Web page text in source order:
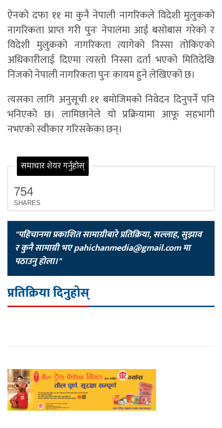
ऐनको दफा ११ मा कुनै नेपाली नागरिकले विदेशी मुलुकको
नागरिकता प्राप्त गरी पुनः नेपालमा आई बसोबास गरेको र
विदेशी मुलुकको नागरिकता त्यागेको निस्सा तोकिएको
अधिकारीलाई दिएमा त्यस्तो निस्सा दर्ता भएको मितिदेखि
निजको नेपाली नागरिकता पुनः कायम हुने लेखिएको छ।
त्यसका लागि अनुसूची ११ बमोजिमको निवेदन दिनुपर्ने पनि
भनिएको छ। लामिछानेले यो प्रक्रियामा आफू सहभागी
नभएको स्वीकार गरिसकेका छन्।
समाचार शेयर गर्नुहोस्
754
SHARES
"पहिचानमा प्रकाशित सामाग्रीबारे प्रतिक्रिया, सल्लाह, सुझाव
र कुनै सामाग्री भएpahichanmedia@gmail.comमा
पठाउनु होला।"
प्रतिक्रिया दिनुहोस्